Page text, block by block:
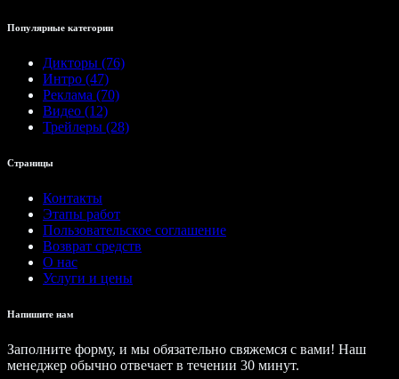
Популярные категории
Дикторы (76)
Интро (47)
Реклама (70)
Видео (12)
Трейлеры (28)
Страницы
Контакты
Этапы работ
Пользовательское соглашение
Возврат средств
О нас
Услуги и цены
Напишите нам
Заполните форму, и мы обязательно свяжемся с вами! Наш
менеджер обычно отвечает в течении 30 минут.